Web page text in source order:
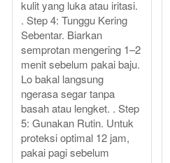
kulit yang luka atau iritasi.
. Step 4: Tunggu Kering
Sebentar. Biarkan
semprotan mengering 1–2
menit sebelum pakai baju.
Lo bakal langsung
ngerasa segar tanpa
basah atau lengket. . Step
5: Gunakan Rutin. Untuk
proteksi optimal 12 jam,
pakai pagi sebelum